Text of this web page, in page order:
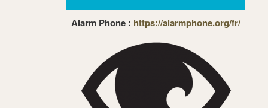
Alarm Phone : https://alarmphone.org/fr/